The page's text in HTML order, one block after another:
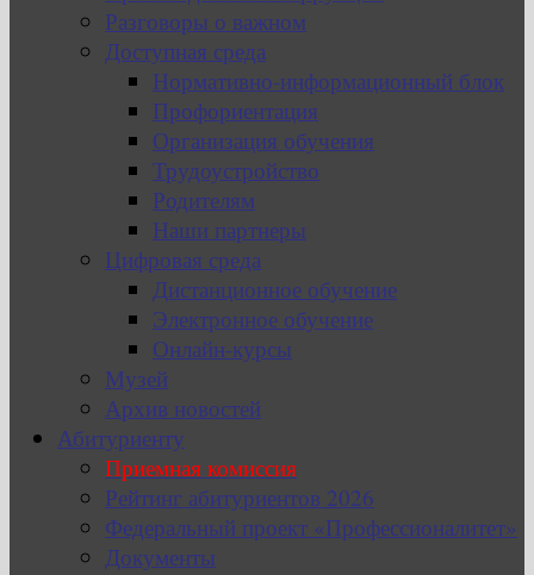
Разговоры о важном
Доступная среда
Нормативно-информационный блок
Профориентация
Организация обучения
Трудоустройство
Родителям
Наши партнеры
Цифровая среда
Дистанционное обучение
Электронное обучение
Онлайн-курсы
Музей
Архив новостей
Абитуриенту
Приемная комиссия
Рейтинг абитуриентов 2026
Федеральный проект «Профессионалитет»
Документы